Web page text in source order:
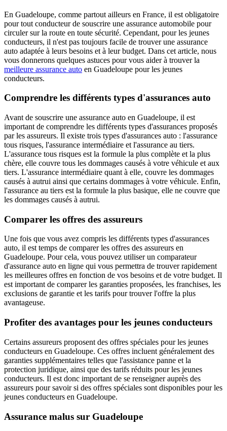
En Guadeloupe, comme partout ailleurs en France, il est obligatoire
pour tout conducteur de souscrire une assurance automobile pour
circuler sur la route en toute sécurité. Cependant, pour les jeunes
conducteurs, il n'est pas toujours facile de trouver une assurance
auto adaptée à leurs besoins et à leur budget. Dans cet article, nous
vous donnerons quelques astuces pour vous aider à trouver la
meilleure assurance auto en Guadeloupe pour les jeunes
conducteurs.
Comprendre les différents types d'assurances auto
Avant de souscrire une assurance auto en Guadeloupe, il est
important de comprendre les différents types d'assurances proposés
par les assureurs. Il existe trois types d'assurances auto : l'assurance
tous risques, l'assurance intermédiaire et l'assurance au tiers.
L'assurance tous risques est la formule la plus complète et la plus
chère, elle couvre tous les dommages causés à votre véhicule et aux
tiers. L'assurance intermédiaire quant à elle, couvre les dommages
causés à autrui ainsi que certains dommages à votre véhicule. Enfin,
l'assurance au tiers est la formule la plus basique, elle ne couvre que
les dommages causés à autrui.
Comparer les offres des assureurs
Une fois que vous avez compris les différents types d'assurances
auto, il est temps de comparer les offres des assureurs en
Guadeloupe. Pour cela, vous pouvez utiliser un comparateur
d'assurance auto en ligne qui vous permettra de trouver rapidement
les meilleures offres en fonction de vos besoins et de votre budget. Il
est important de comparer les garanties proposées, les franchises, les
exclusions de garantie et les tarifs pour trouver l'offre la plus
avantageuse.
Profiter des avantages pour les jeunes conducteurs
Certains assureurs proposent des offres spéciales pour les jeunes
conducteurs en Guadeloupe. Ces offres incluent généralement des
garanties supplémentaires telles que l'assistance panne et la
protection juridique, ainsi que des tarifs réduits pour les jeunes
conducteurs. Il est donc important de se renseigner auprès des
assureurs pour savoir si des offres spéciales sont disponibles pour les
jeunes conducteurs en Guadeloupe.
Assurance malus sur Guadeloupe